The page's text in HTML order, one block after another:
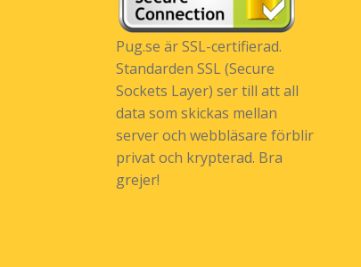
Pug.se är SSL-certifierad.
Standarden SSL (Secure
Sockets Layer) ser till att all
data som skickas mellan
server och webbläsare förblir
privat och krypterad. Bra
grejer!